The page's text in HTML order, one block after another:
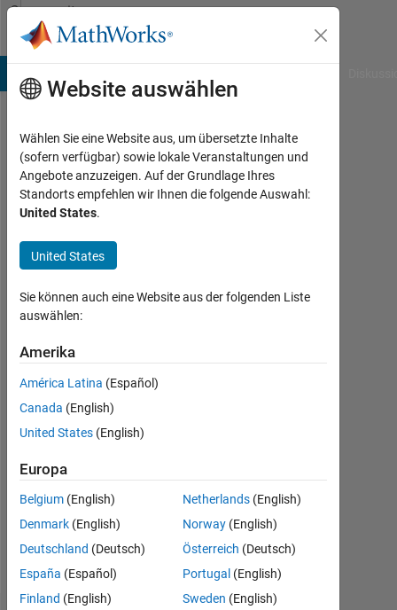
Weiter zum Inhalt
Community
Profile
Gianmarco
Azzolin
Last
etwa
5
Jahre
Aktiv
seit
2020
0
Following:
0
Follow
Website auswählen
Wählen Sie eine Website aus, um übersetzte Inhalte
(sofern verfügbar) sowie lokale Veranstaltungen und
Angebote anzuzeigen. Auf der Grundlage Ihres
Standorts empfehlen wir Ihnen die folgende Auswahl:
United States.
United States
Sie können auch eine Website aus der folgenden Liste
auswählen:
Amerika
América Latina (Español)
Canada (English)
United States (English)
Europa
Belgium (English)
Denmark (English)
Deutschland (Deutsch)
España (Español)
Finland (English)
Netherlands (English)
Norway (English)
Österreich (Deutsch)
Portugal (English)
Sweden (English)